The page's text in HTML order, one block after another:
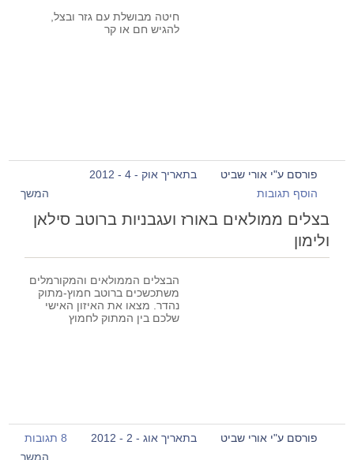
חיטה מבושלת עם גזר ובצל,
להגיש חם או קר
פורסם ע"י אורי שביט
בתאריך אוק - 4 - 2012
הוסף תגובות
המשך
בצלים ממולאים באורז ועגבניות ברוטב סילאן
ולימון
הבצלים הממולאים והמקורמלים
משתכשכים ברוטב חמוץ-מתוק
נהדר. מצאו את האיזון האישי
שלכם בין המתוק לחמוץ
פורסם ע"י אורי שביט בתאריך אוג - 2 - 2012
8 תגובות
המשך